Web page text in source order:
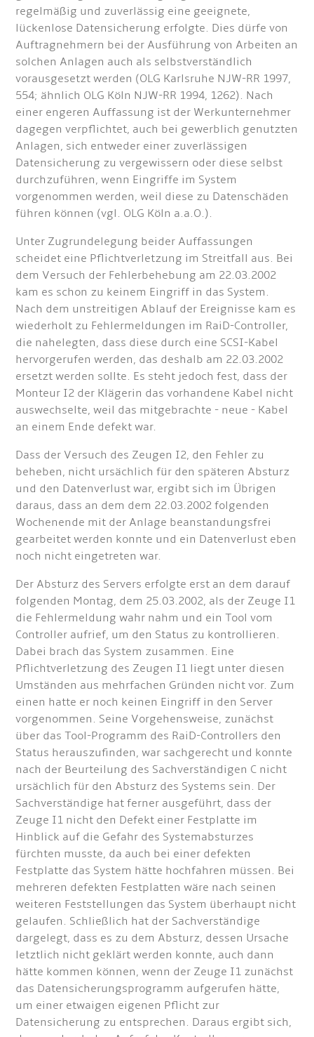
regelmäßig und zuverlässig eine geeignete,
lückenlose Datensicherung erfolgte. Dies dürfe von
Auftragnehmern bei der Ausführung von Arbeiten an
solchen Anlagen auch als selbstverständlich
vorausgesetzt werden (OLG Karlsruhe NJW-RR 1997,
554; ähnlich OLG Köln NJW-RR 1994, 1262). Nach
einer engeren Auffassung ist der Werkunternehmer
dagegen verpflichtet, auch bei gewerblich genutzten
Anlagen, sich entweder einer zuverlässigen
Datensicherung zu vergewissern oder diese selbst
durchzuführen, wenn Eingriffe im System
vorgenommen werden, weil diese zu Datenschäden
führen können (vgl. OLG Köln a.a.O.).
Unter Zugrundelegung beider Auffassungen
scheidet eine Pflichtverletzung im Streitfall aus. Bei
dem Versuch der Fehlerbehebung am 22.03.2002
kam es schon zu keinem Eingriff in das System.
Nach dem unstreitigen Ablauf der Ereignisse kam es
wiederholt zu Fehlermeldungen im RaiD-Controller,
die nahelegten, dass diese durch eine SCSI-Kabel
hervorgerufen werden, das deshalb am 22.03.2002
ersetzt werden sollte. Es steht jedoch fest, dass der
Monteur I2 der Klägerin das vorhandene Kabel nicht
auswechselte, weil das mitgebrachte - neue - Kabel
an einem Ende defekt war.
Dass der Versuch des Zeugen I2, den Fehler zu
beheben, nicht ursächlich für den späteren Absturz
und den Datenverlust war, ergibt sich im Übrigen
daraus, dass an dem dem 22.03.2002 folgenden
Wochenende mit der Anlage beanstandungsfrei
gearbeitet werden konnte und ein Datenverlust eben
noch nicht eingetreten war.
Der Absturz des Servers erfolgte erst an dem darauf
folgenden Montag, dem 25.03.2002, als der Zeuge I1
die Fehlermeldung wahr nahm und ein Tool vom
Controller aufrief, um den Status zu kontrollieren.
Dabei brach das System zusammen. Eine
Pflichtverletzung des Zeugen I1 liegt unter diesen
Umständen aus mehrfachen Gründen nicht vor. Zum
einen hatte er noch keinen Eingriff in den Server
vorgenommen. Seine Vorgehensweise, zunächst
über das Tool-Programm des RaiD-Controllers den
Status herauszufinden, war sachgerecht und konnte
nach der Beurteilung des Sachverständigen C nicht
ursächlich für den Absturz des Systems sein. Der
Sachverständige hat ferner ausgeführt, dass der
Zeuge I1 nicht den Defekt einer Festplatte im
Hinblick auf die Gefahr des Systemabsturzes
fürchten musste, da auch bei einer defekten
Festplatte das System hätte hochfahren müssen. Bei
mehreren defekten Festplatten wäre nach seinen
weiteren Feststellungen das System überhaupt nicht
gelaufen. Schließlich hat der Sachverständige
dargelegt, dass es zu dem Absturz, dessen Ursache
letztlich nicht geklärt werden konnte, auch dann
hätte kommen können, wenn der Zeuge I1 zunächst
das Datensicherungsprogramm aufgerufen hätte,
um einer etwaigen eigenen Pflicht zur
Datensicherung zu entsprechen. Daraus ergibt sich,